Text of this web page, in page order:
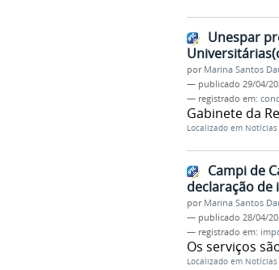
Unespar
por Marina Santos
— publicado 29/04/
— registrado em:
Gabinete da
Localizado em Notícias
Campi de
declaração
por Marina Santos
— publicado 28/04/
— registrado em:
Os serviços
Localizado em Notícias